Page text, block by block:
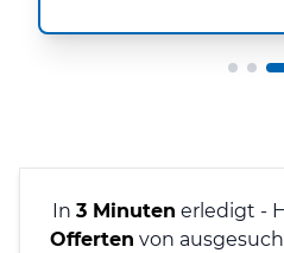
In 3 Minuten erledigt -
Offerten von